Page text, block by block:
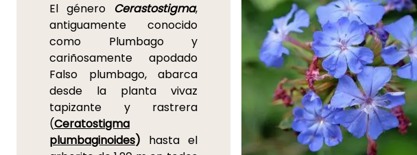
El género Cerastostigma,
antiguamente conocido
como Plumbago y
cariñosamente apodado
Falso plumbago, abarca
desde la planta vivaz
tapizante y rastrera
(Ceratostigma
plumbaginoides) hasta el